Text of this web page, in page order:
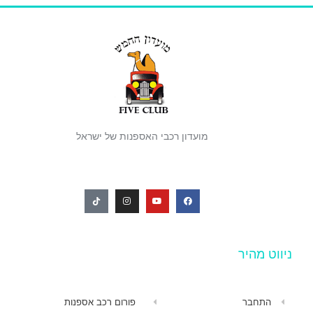
מועדון רכבי האספנות של ישראל
ניווט מהיר
התחבר פורום רכב אספנות